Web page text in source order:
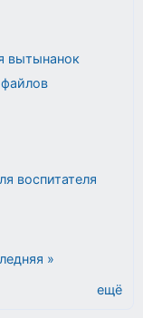
вытынанок
воспитателя
»
ещё